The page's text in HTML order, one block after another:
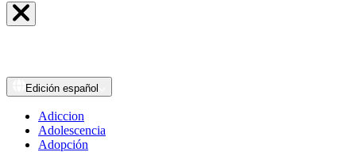
Edición español
Adiccion
Adolescencia
Adopción